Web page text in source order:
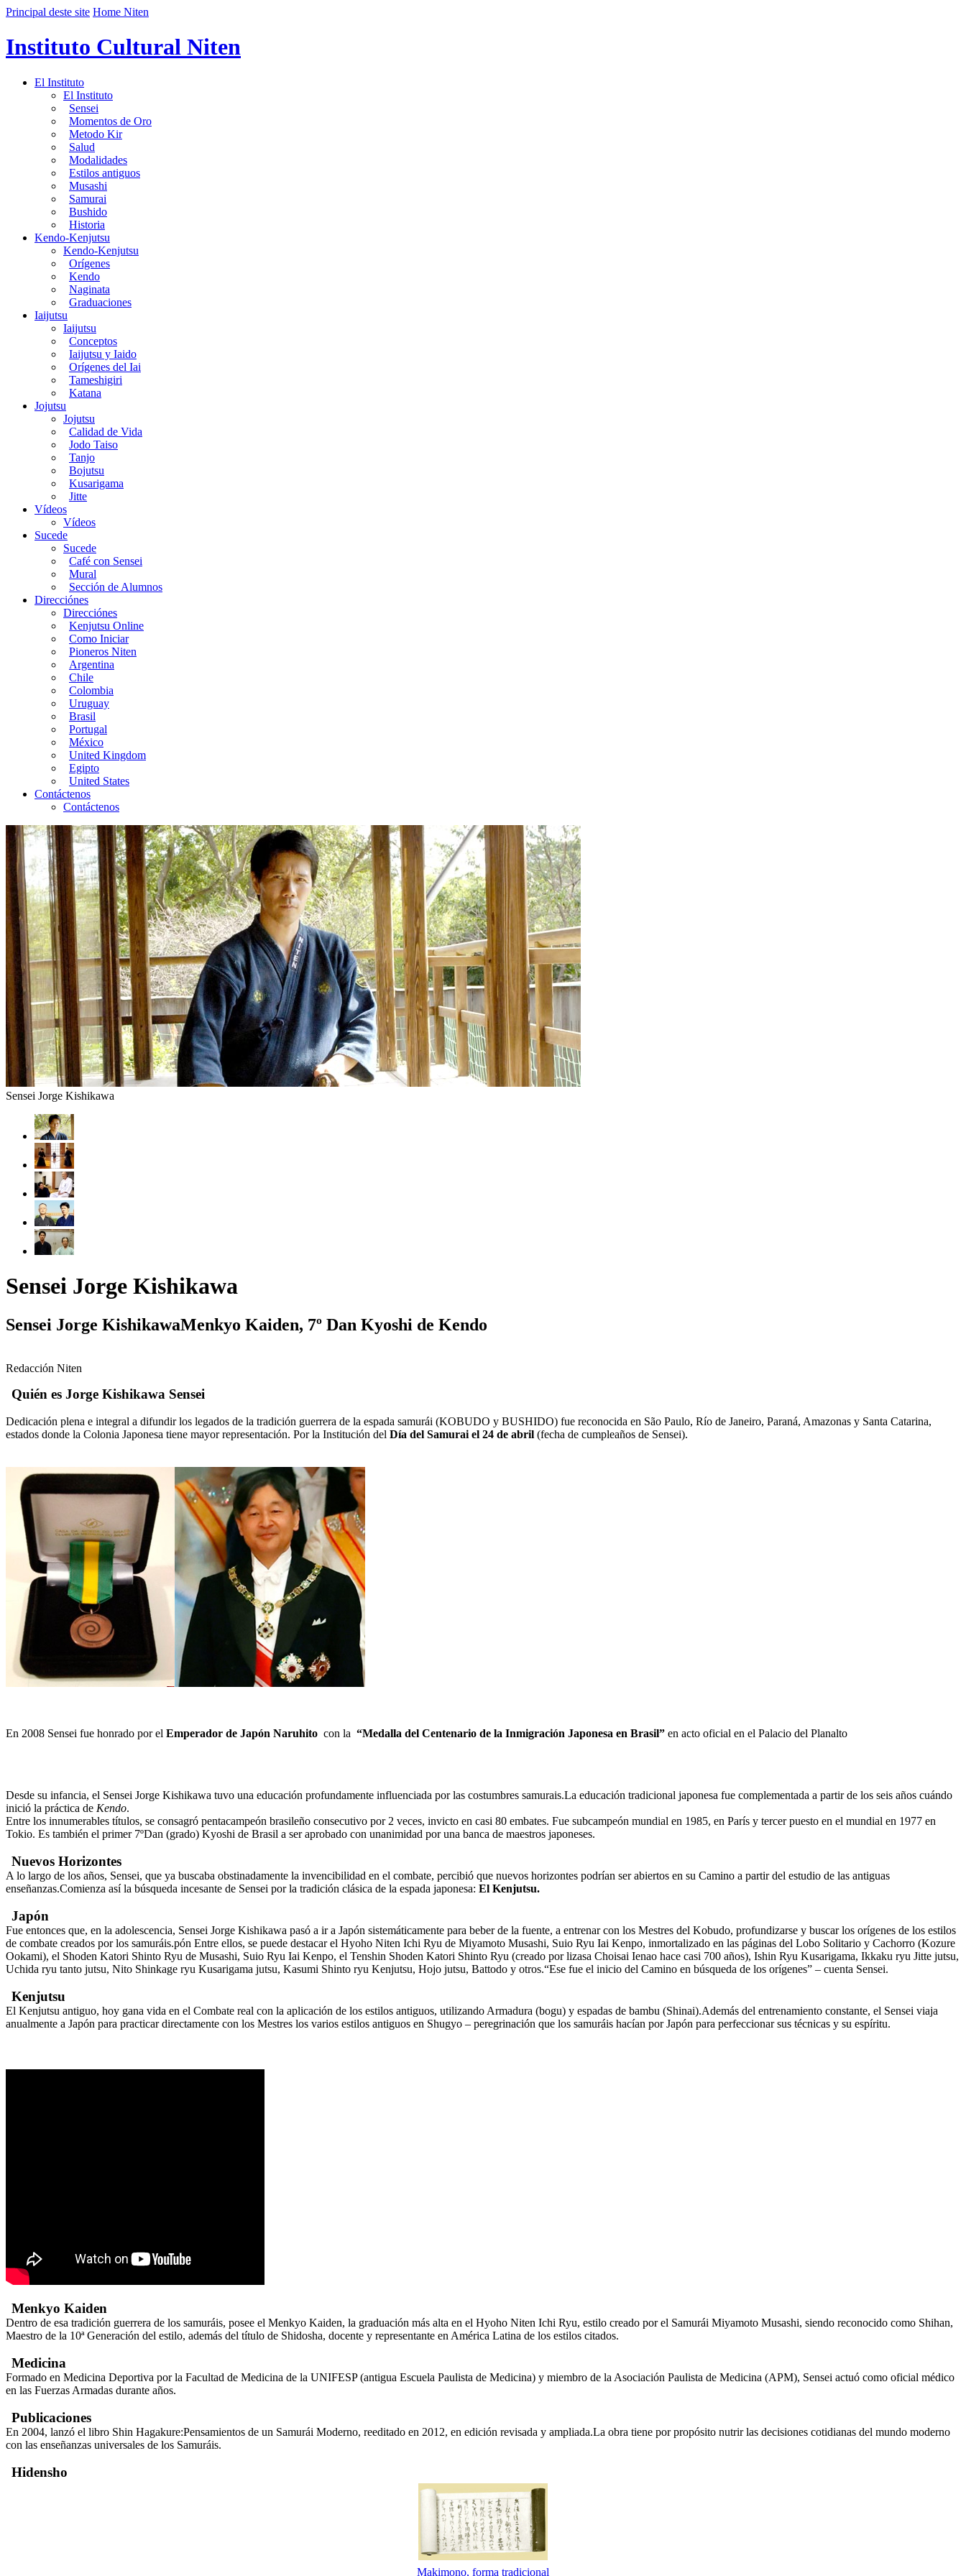
Principal deste site Home Niten
Instituto Cultural Niten
El Instituto
El Instituto
Sensei
Momentos de Oro
Metodo Kir
Salud
Modalidades
Estilos antiguos
Musashi
Samurai
Bushido
Historia
Kendo-Kenjutsu
Kendo-Kenjutsu
Orígenes
Kendo
Naginata
Graduaciones
Iaijutsu
Iaijutsu
Conceptos
Iaijutsu y Iaido
Orígenes del Iai
Tameshigiri
Katana
Jojutsu
Jojutsu
Calidad de Vida
Jodo Taiso
Tanjo
Bojutsu
Kusarigama
Jitte
Vídeos
Vídeos
Sucede
Sucede
Café con Sensei
Mural
Sección de Alumnos
Direcciónes
Direcciónes
Kenjutsu Online
Como Iniciar
Pioneros Niten
Argentina
Chile
Colombia
Uruguay
Brasil
Portugal
México
United Kingdom
Egipto
United States
Contáctenos
Contáctenos
Sensei Jorge Kishikawa
Sensei Jorge Kishikawa
Sensei Jorge KishikawaMenkyo Kaiden, 7º Dan Kyoshi de Kendo
Redacción Niten
Quién es Jorge Kishikawa Sensei
Dedicación plena e integral a difundir los legados de la tradición guerrera de la espada samurái (KOBUDO y BUSHIDO) fue reconocida en São Paulo, Río de Janeiro, Paraná, Amazonas y Santa Catarina,
estados donde la Colonia Japonesa tiene mayor representación. Por la Institución del Día del Samurai el 24 de abril (fecha de cumpleaños de Sensei).
En 2008 Sensei fue honrado por el Emperador de Japón Naruhito con la “Medalla del Centenario de la Inmigración Japonesa en Brasil” en acto oficial en el Palacio del Planalto
Desde su infancia, el Sensei Jorge Kishikawa tuvo una educación profundamente influenciada por las costumbres samurais.La educación tradicional japonesa fue complementada a partir de los seis años cuándo
inició la práctica de Kendo.
Entre los innumerables títulos, se consagró pentacampeón brasileño consecutivo por 2 veces, invicto en casi 80 embates. Fue subcampeón mundial en 1985, en París y tercer puesto en el mundial en 1977 en
Tokio. Es también el primer 7ºDan (grado) Kyoshi de Brasil a ser aprobado con unanimidad por una banca de maestros japoneses.
Nuevos Horizontes
A lo largo de los años, Sensei, que ya buscaba obstinadamente la invencibilidad en el combate, percibió que nuevos horizontes podrían ser abiertos en su Camino a partir del estudio de las antiguas
enseñanzas.Comienza así la búsqueda incesante de Sensei por la tradición clásica de la espada japonesa: El Kenjutsu.
Japón
Fue entonces que, en la adolescencia, Sensei Jorge Kishikawa pasó a ir a Japón sistemáticamente para beber de la fuente, a entrenar con los Mestres del Kobudo, profundizarse y buscar los orígenes de los estilos
de combate creados por los samuráis.pón Entre ellos, se puede destacar el Hyoho Niten Ichi Ryu de Miyamoto Musashi, Suio Ryu Iai Kenpo, inmortalizado en las páginas del Lobo Solitario y Cachorro (Kozure
Ookami), el Shoden Katori Shinto Ryu de Musashi, Suio Ryu Iai Kenpo, el Tenshin Shoden Katori Shinto Ryu (creado por lizasa Choisai Ienao hace casi 700 años), Ishin Ryu Kusarigama, Ikkaku ryu Jitte jutsu,
Uchida ryu tanto jutsu, Nito Shinkage ryu Kusarigama jutsu, Kasumi Shinto ryu Kenjutsu, Hojo jutsu, Battodo y otros.“Ese fue el inicio del Camino en búsqueda de los orígenes” – cuenta Sensei.
Kenjutsu
El Kenjutsu antiguo, hoy gana vida en el Combate real con la aplicación de los estilos antiguos, utilizando Armadura (bogu) y espadas de bambu (Shinai).Además del entrenamiento constante, el Sensei viaja
anualmente a Japón para practicar directamente con los Mestres los varios estilos antiguos en Shugyo – peregrinación que los samuráis hacían por Japón para perfeccionar sus técnicas y su espíritu.
Menkyo Kaiden
Dentro de esa tradición guerrera de los samuráis, posee el Menkyo Kaiden, la graduación más alta en el Hyoho Niten Ichi Ryu, estilo creado por el Samurái Miyamoto Musashi, siendo reconocido como Shihan,
Maestro de la 10ª Generación del estilo, además del título de Shidosha, docente y representante en América Latina de los estilos citados.
Medicina
Formado en Medicina Deportiva por la Facultad de Medicina de la UNIFESP (antigua Escuela Paulista de Medicina) y miembro de la Asociación Paulista de Medicina (APM), Sensei actuó como oficial médico
en las Fuerzas Armadas durante años.
Publicaciones
En 2004, lanzó el libro Shin Hagakure:Pensamientos de un Samurái Moderno, reeditado en 2012, en edición revisada y ampliada.La obra tiene por propósito nutrir las decisiones cotidianas del mundo moderno
con las enseñanzas universales de los Samuráis.
Hidensho
Makimono, forma tradicional